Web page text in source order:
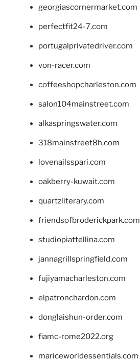
georgiascornermarket.com
perfectfit24-7.com
portugalprivatedriver.com
von-racer.com
coffeeshopcharleston.com
salon104mainstreet.com
alkaspringswater.com
318mainstreet8h.com
lovenailsspari.com
oakberry-kuwait.com
quartzliterary.com
friendsofbroderickpark.com
studiopiattellina.com
jannagrillspringfield.com
fujiyamacharleston.com
elpatronchardon.com
donglaishun-order.com
fiamc-rome2022.org
mariceworldessentials.com